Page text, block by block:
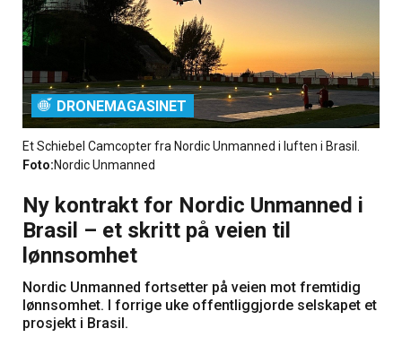
DRONEMAGASINET
Et Schiebel Camcopter fra Nordic Unmanned i luften i Brasil.
Foto:Nordic Unmanned
Ny kontrakt for Nordic Unmanned i
Brasil – et skritt på veien til
lønnsomhet
Nordic Unmanned fortsetter på veien mot fremtidig
lønnsomhet. I forrige uke offentliggjorde selskapet et
prosjekt i Brasil.